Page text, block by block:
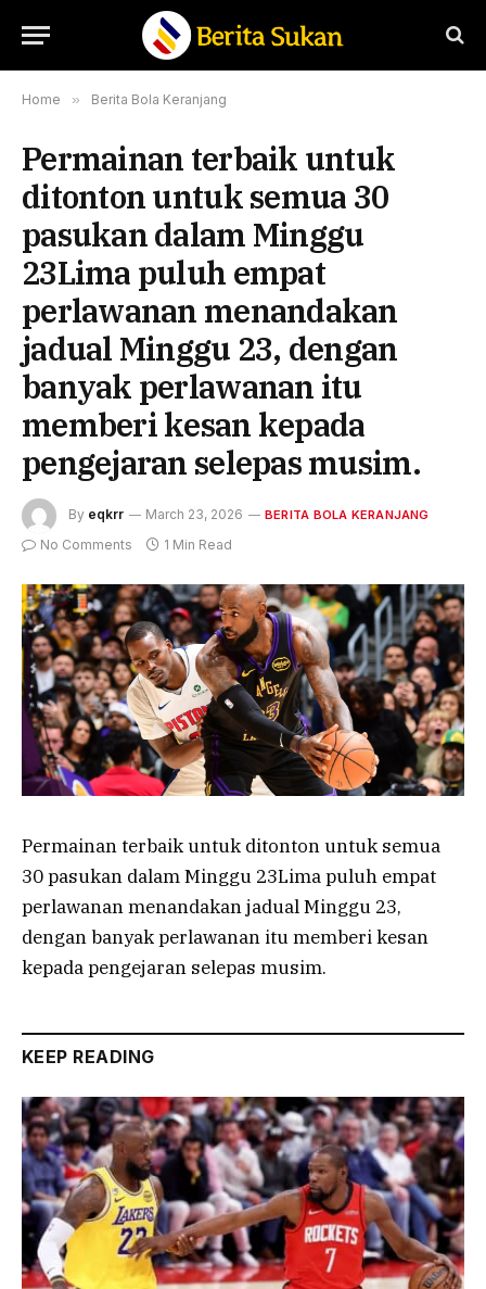
Home » Berita Bola Keranjang
Permainan terbaik untuk
ditonton untuk semua 30
pasukan dalam Minggu
23Lima puluh empat
perlawanan menandakan
jadual Minggu 23, dengan
banyak perlawanan itu
memberi kesan kepada
pengejaran selepas musim.
By eqkrr March 23, 2026 BERITA BOLA KERANJANG
No Comments 1 Min Read
Permainan terbaik untuk ditonton untuk semua
30 pasukan dalam Minggu 23Lima puluh empat
perlawanan menandakan jadual Minggu 23,
dengan banyak perlawanan itu memberi kesan
kepada pengejaran selepas musim.
KEEP READING